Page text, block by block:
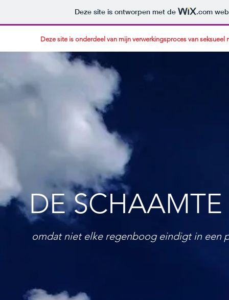
Deze site is ontworpen met de .com
Deze site is onderdeel van mijn verwerkingsproces van
DE
omdat niet elke regenboog eindigt in een